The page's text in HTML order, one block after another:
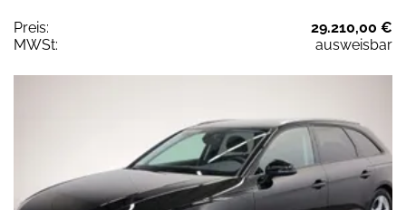
Preis:
29.210,00 €
MWSt:
ausweisbar